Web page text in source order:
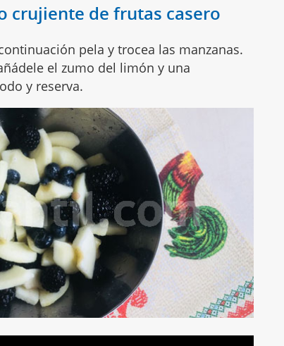
crujiente de frutas casero
pela y trocea las manzanas.
el zumo del limón y una
y reserva.